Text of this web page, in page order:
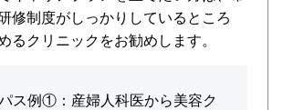
修制度がしっかりしているところ
るクリニックをお勧めします。
ス例①：産婦人科医から美容ク